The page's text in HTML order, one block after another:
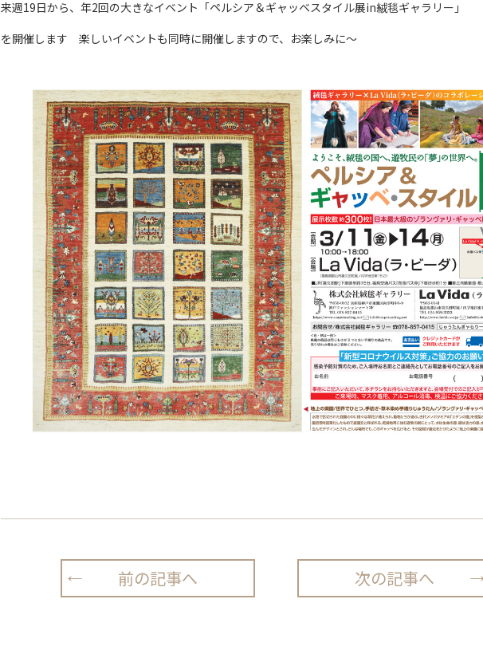
来週19日から、年2回の大きなイベント「ペルシア＆ギャッベスタイル展in絨毯ギャラリー」
を開催します 楽しいイベントも同時に開催しますので、お楽しみに～
前の記事へ 次の記事へ